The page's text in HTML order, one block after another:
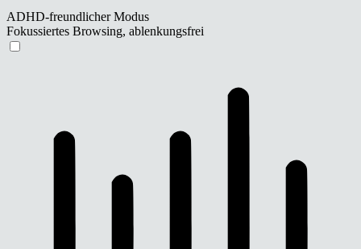
ADHD-freundlicher Modus
Fokussiertes Browsing, ablenkungsfrei